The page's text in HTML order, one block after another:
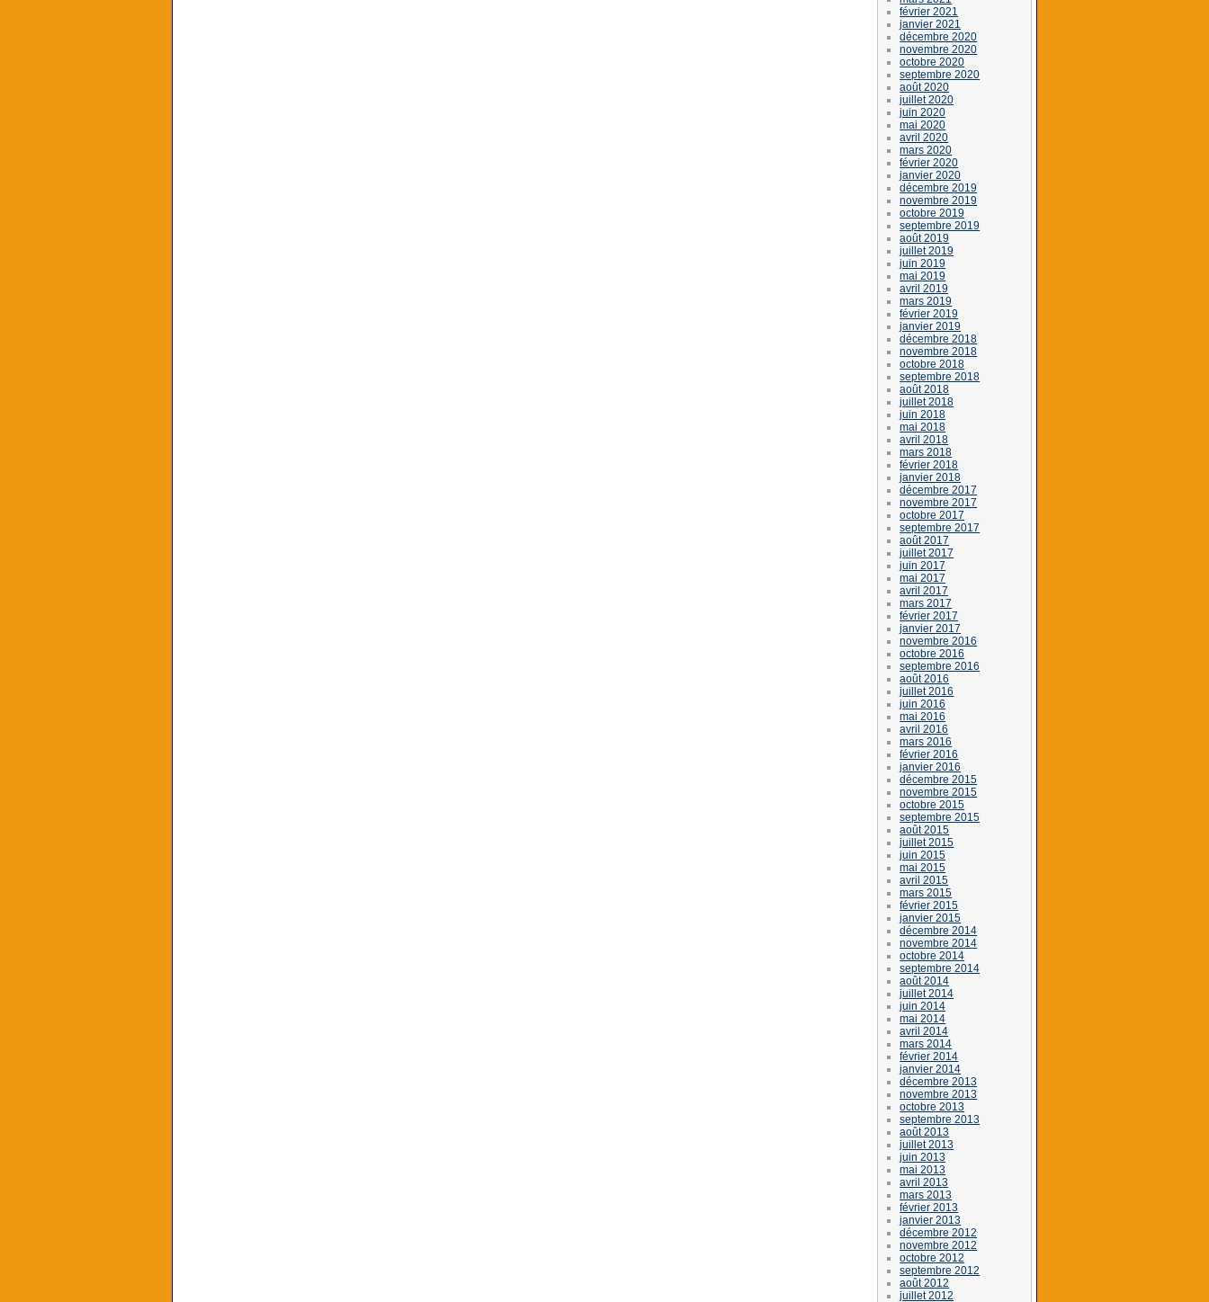
février 2021
janvier 2021
décembre 2020
novembre 2020
octobre 2020
septembre 2020
août 2020
juillet 2020
juin 2020
mai 2020
avril 2020
mars 2020
février 2020
janvier 2020
décembre 2019
novembre 2019
octobre 2019
septembre 2019
août 2019
juillet 2019
juin 2019
mai 2019
avril 2019
mars 2019
février 2019
janvier 2019
décembre 2018
novembre 2018
octobre 2018
septembre 2018
août 2018
juillet 2018
juin 2018
mai 2018
avril 2018
mars 2018
février 2018
janvier 2018
décembre 2017
novembre 2017
octobre 2017
septembre 2017
août 2017
juillet 2017
juin 2017
mai 2017
avril 2017
mars 2017
février 2017
janvier 2017
novembre 2016
octobre 2016
septembre 2016
août 2016
juillet 2016
juin 2016
mai 2016
avril 2016
mars 2016
février 2016
janvier 2016
décembre 2015
novembre 2015
octobre 2015
septembre 2015
août 2015
juillet 2015
juin 2015
mai 2015
avril 2015
mars 2015
février 2015
janvier 2015
décembre 2014
novembre 2014
octobre 2014
septembre 2014
août 2014
juillet 2014
juin 2014
mai 2014
avril 2014
mars 2014
février 2014
janvier 2014
décembre 2013
novembre 2013
octobre 2013
septembre 2013
août 2013
juillet 2013
juin 2013
mai 2013
avril 2013
mars 2013
février 2013
janvier 2013
décembre 2012
novembre 2012
octobre 2012
septembre 2012
août 2012
juillet 2012